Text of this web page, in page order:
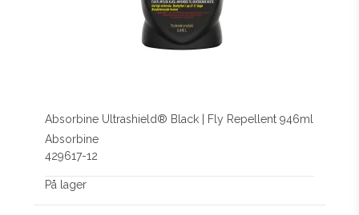
Absorbine Ultrashield® Black | Fly Repellent 946ml
Absorbine
429617-12
På lager